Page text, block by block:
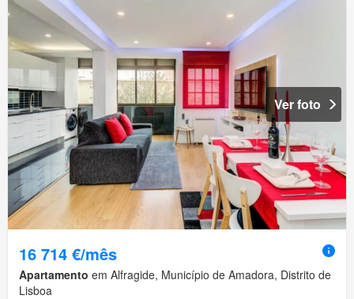
Ver foto
16 714 €/mês
Apartamento em Alfragide, Município de Amadora, Distrito de
Lisboa